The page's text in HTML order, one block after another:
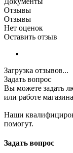
Отзывы
Отзывы
Нет оценок
Оставить отзыв
Загрузка отзывов...
Задать вопрос
Вы можете задать
или работе
Наши
помогут.
Задать вопрос